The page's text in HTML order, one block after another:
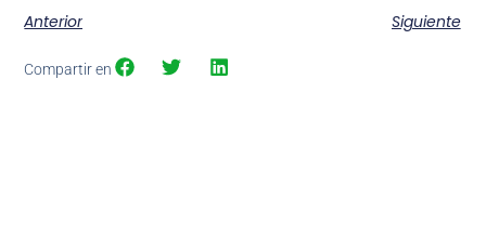
Anterior Siguiente
Compartir en